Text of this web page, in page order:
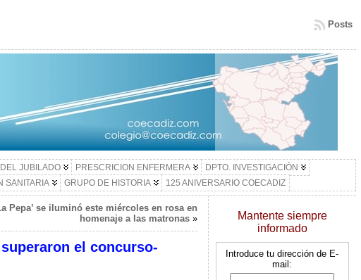
Posts
JUBILADO PRESCRICION ENFERMERA
DPTO. INVESTIGACIÓN
SANITARIA GRUPO DE HISTORIA 125 ANIVERSARIO COECADIZ
Pepa’ se iluminó este miércoles en rosa en
homenaje a las matronas»
el concurso-
Mantente siempre
informado
Introduce tu dirección de E-
mail: